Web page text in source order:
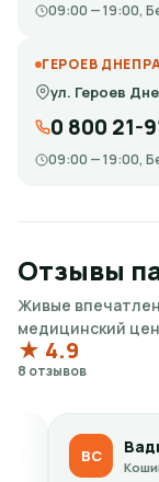
09:00 — 19:00,
ГЕРОЕВ
ул. Героев
0 800 21-
09:00 — 19:00,
Отзывы
Живые
медицинский
★ 4.9
8 отзывов
Вадим Степ
Кошиця, 7-А ·